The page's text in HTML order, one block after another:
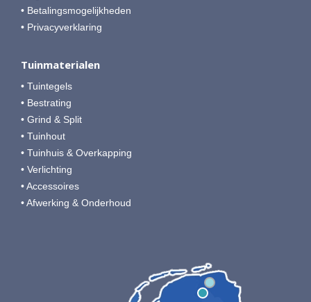
• Betalingsmogelijkheden
• Privacyverklaring
Tuinmaterialen
• Tuintegels
• Bestrating
• Grind & Split
• Tuinhout
• Tuinhuis & Overkapping
• Verlichting
• Accessoires
• Afwerking & Onderhoud